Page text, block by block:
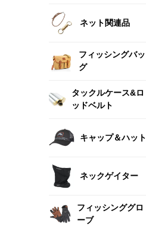
ネット関連品
フィッシングバッ
グ
タックルケース&ロ
ッドベルト
キャップ＆ハット
ネックゲイター
フィッシンググロ
ーブ